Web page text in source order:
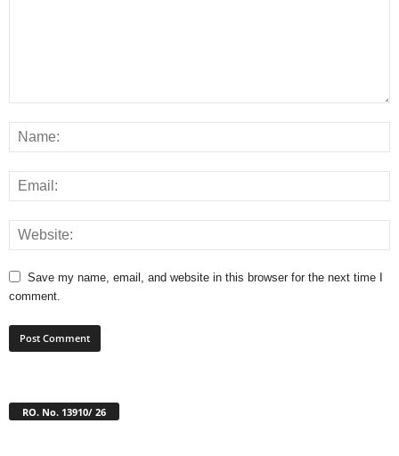
Save my name, email, and website in this browser for the next time I
comment.
RO. No. 13910/ 26